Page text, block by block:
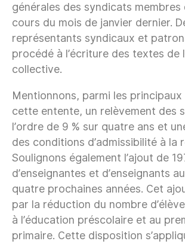
générales des syndicats membres
cours du mois de janvier dernier.
représentants syndicaux et
procédé à l’écriture des textes de
collective.
Mentionnons, parmi les
cette entente, un relèvement des
l’ordre de 9 % sur quatre ans et
des conditions d’admissibilité à la
Soulignons également l’ajout de
d’enseignantes et d’enseignants
quatre prochaines années. Cet
par la réduction du nombre
à l’éducation préscolaire et au
primaire. Cette disposition